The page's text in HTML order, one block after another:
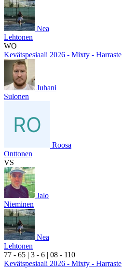
Nea
Lehtonen
WO
Kevätspesiaali 2026 - Mixty - Harraste
Juhani
Sulonen
Roosa
Onttonen
VS
Jalo
Nieminen
Nea
Lehtonen
77 - 65 | 3 - 6 | 08 - 110
Kevätspesiaali 2026 - Mixty - Harraste